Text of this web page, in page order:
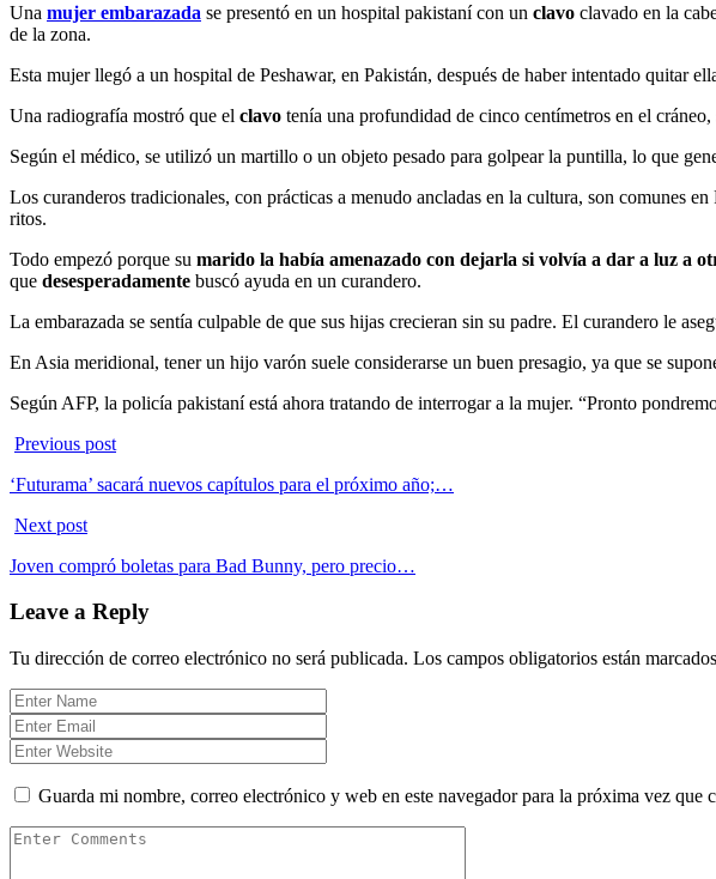
Una mujer embarazada se presentó en un hospital pakistaní con un clavo clavado en la
de la zona.
Esta mujer llegó a un hospital de Peshawar, en Pakistán, después de haber intentado quitar
Una radiografía mostró que el clavo tenía una profundidad de cinco centímetros en el
Según el médico, se utilizó un martillo o un objeto pesado para golpear la puntilla, lo que
Los curanderos tradicionales, con prácticas a menudo ancladas en la cultura, son comunes
ritos.
Todo empezó porque su marido la había amenazado con dejarla si volvía a dar a luz a
que desesperadamente buscó ayuda en un curandero.
La embarazada se sentía culpable de que sus hijas crecieran sin su padre. El curandero le
En Asia meridional, tener un hijo varón suele considerarse un buen presagio, ya que se
Según AFP, la policía pakistaní está ahora tratando de interrogar a la mujer. “Pronto
Previous post
‘Futurama’ sacará nuevos capítulos para el próximo año;…
Next post
Joven compró boletas para Bad Bunny, pero precio…
Leave a Reply
Tu dirección de correo electrónico no será publicada. Los campos obligatorios están
Guarda mi nombre, correo electrónico y web en este navegador para la próxima vez que